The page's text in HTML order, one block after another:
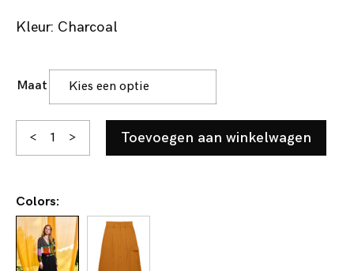
Kleur: Charcoal
Maat
<
Alaina
aantal
> Toevoegen aan winkelwagen
Colors: